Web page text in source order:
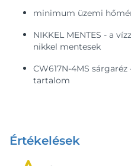
minimum üzemi
NIKKEL MENTES - a
nikkel mentesek
CW617N-4MS
tartalom
Értékelések